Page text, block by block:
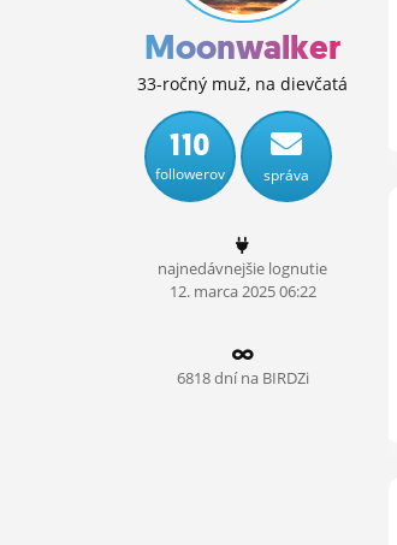
FÓRUM
STATUSY
BLOGY
OBRÁZKY
MÔJ PROFIL
ROLETA
Moonwalker
33-ročný muž, na dievčatá
110
followerov správa
najnedávnejšie lognutie
12. marca2025 06:22
6818 dní na BIRDZi